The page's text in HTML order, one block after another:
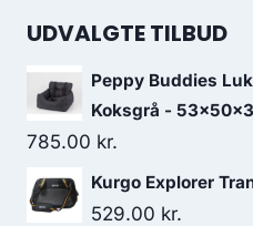
UDVALGTE TILBUD
Peppy Buddies
Koksgrå -
785.00 kr.
Kurgo Explorer
529.00 kr.